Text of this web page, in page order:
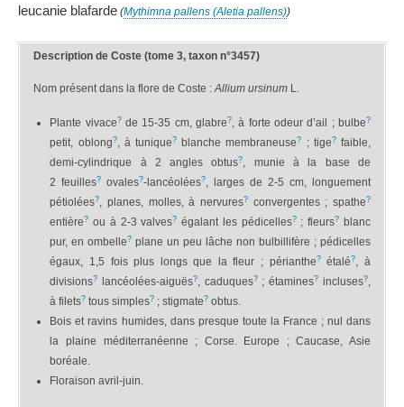
leucanie blafarde (Mythimna pallens (Aletia pallens))
Description de Coste (tome 3, taxon n°3457)
Nom présent dans la flore de Coste :Allium ursinum L.
Plante vivace?de 15-35 cm, glabre?, à forte odeur d’ail ; bulbe?
petit, oblong?, à tunique?blanche membraneuse? ; tige?faible,
demi-cylindrique à 2 angles obtus?, munie à la base de
2 feuilles? ovales?-lancéolées?, larges de 2-5 cm, longuement
pétiolées?, planes, molles, à nervures?convergentes ; spathe?
entière? ou à 2-3 valves? égalant les pédicelles?; fleurs? blanc
pur, en ombelle? plane un peu lâche non bulbillifère ; pédicelles
égaux, 1,5 fois plus longs que la fleur ; périanthe?étalé?, à
divisions? lancéolées-aiguës?, caduques?; étamines? incluses?,
à filets? tous simples? ; stigmate? obtus.
Bois et ravins humides, dans presque toute la France ; nul dans
la plaine méditerranéenne ; Corse. Europe ; Caucase, Asie
boréale.
Floraison avril-juin.